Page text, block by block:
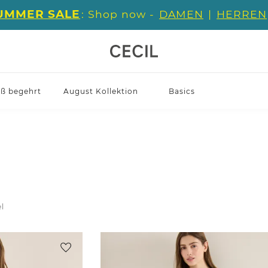
SALE : Shop now - DAMEN | HERREN
begehrt August Kollektion Basics